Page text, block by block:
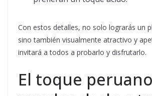
Con estos detalles, no solo lograrás un
sino también visualmente atractivo y
invitará a todos a probarlo y disfrutarlo.
El toque